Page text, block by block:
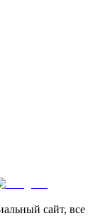
сайт, все